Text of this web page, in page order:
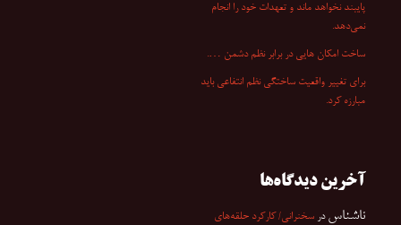
پایبند نخواهد ماند و تعهدات خود را انجام
نمی‌دهد.
ساخت امکان هایی در برابر نظم دشمن ….
برای تغییر واقعیت ساختگی نظم انتفاعی باید
مبارزه کرد.
آخرین دیدگاه‌ها
ناشناس در سخنرانی/ کارکرد حلقه‌های